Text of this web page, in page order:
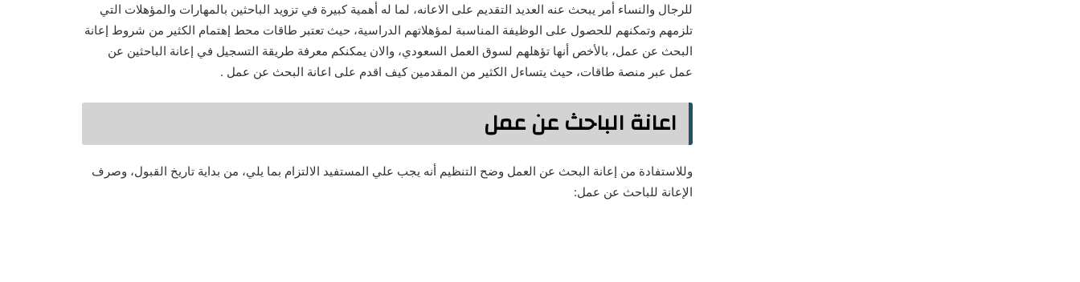
للرجال والنساء أمر يبحث عنه العديد التقديم على الاعانه، لما له أهمية كبيرة في تزويد الباحثين بالمهارات والمؤهلات التي
تلزمهم وتمكنهم للحصول على الوظيفة المناسبة لمؤهلاتهم الدراسية، حيث تعتبر طاقات محط إهتمام الكثير من شروط إعانة
البحث عن عمل، بالأخص أنها تؤهلهم لسوق العمل السعودي، والان يمكنكم معرفة طريقة التسجيل في إعانة الباحثين عن
عمل عبر منصة طاقات، حيث يتساءل الكثير من المقدمين كيف اقدم على اعانة البحث عن عمل .
اعانة الباحث عن عمل
وللاستفادة من إعانة البحث عن العمل وضح التنظيم أنه يجب علي المستفيد الالتزام بما يلي، من بداية تاريخ القبول، وصرف
الإعانة للباحث عن عمل: